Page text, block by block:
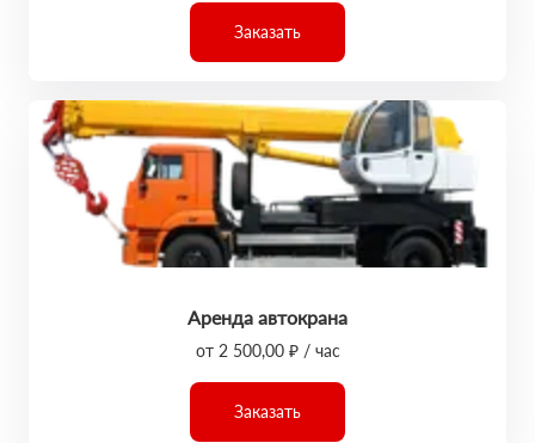
Заказать
Аренда автокрана
от 2 500,00 ₽ / час
Заказать